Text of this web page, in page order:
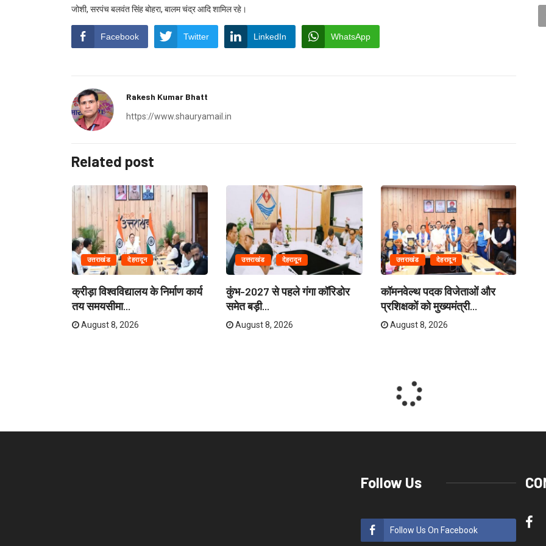
जोशी, सरपंच बलवंत सिंह बोहरा, बालम चंद्र आदि शामिल रहे।
Facebook Twitter LinkedIn WhatsApp
Rakesh Kumar Bhatt
https://www.shauryamail.in
Related post
उत्तराखंड देहरादून
क्रीड़ा विश्वविद्यालय के निर्माण कार्य
तय समयसीमा...
August 8, 2026
उत्तराखंड देहरादून
कुंभ-2027 से पहले गंगा कॉरिडोर
समेत बड़ी...
August 8, 2026
उत्तराखंड देहरादून
कॉमनवेल्थ पदक विजेताओं और
प्रशिक्षकों को मुख्यमंत्री...
August 8, 2026
Follow Us
Follow Us On Facebook